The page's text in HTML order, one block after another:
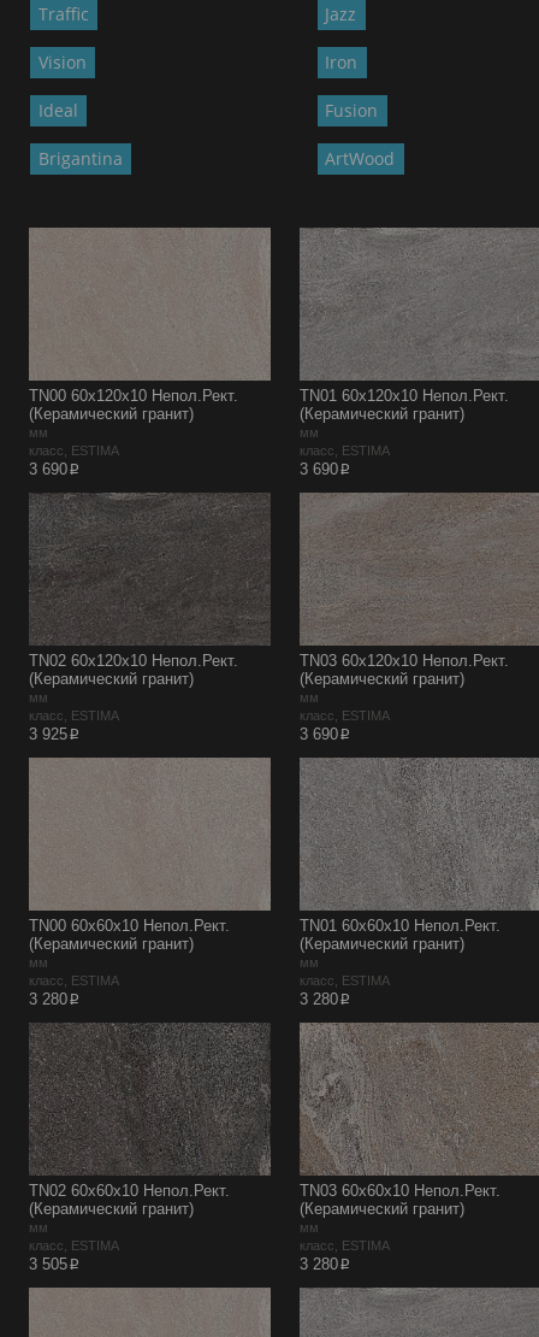
Traffic Jazz
Vision Iron
Ideal Fusion
Brigantina ArtWood
TN00 60x120x10 Непол.Рект.
(Керамический гранит)
мм
класс, ESTIMA
3 690p
TN01 60x120x10 Непол.Рект.
(Керамический гранит)
мм
класс, ESTIMA
3 690p
TN02 60x120x10 Непол.Рект.
(Керамический гранит)
мм
класс, ESTIMA
3 925p
TN03 60x120x10 Непол.Рект.
(Керамический гранит)
мм
класс, ESTIMA
3 690p
TN00 60x60x10 Непол.Рект.
(Керамический гранит)
мм
класс, ESTIMA
3 280p
TN01 60x60x10 Непол.Рект.
(Керамический гранит)
мм
класс, ESTIMA
3 280p
TN02 60x60x10 Непол.Рект.
(Керамический гранит)
мм
класс, ESTIMA
3 505p
TN03 60x60x10 Непол.Рект.
(Керамический гранит)
мм
класс, ESTIMA
3 280p